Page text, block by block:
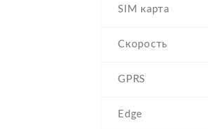
SIM карта
Скорость
GPRS
Edge